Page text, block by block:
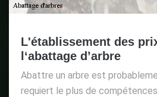
L'établissement des
l‘abattage d’arbre
Abattre un arbre est
requiert le plus de